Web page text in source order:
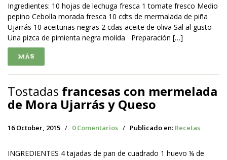
Ingredientes: 10 hojas de lechuga fresca 1 tomate fresco Medio
pepino Cebolla morada fresca 10 cdts de mermalada de piña
Ujarrás 10 aceitunas negras 2 cdas aceite de oliva Sal al gusto
Una pizca de pimienta negra molida Preparación […]
MÁS
Tostadas francesas con mermelada
de Mora Ujarrás y Queso
16 October, 2015 / 0 Comentarios / Publicado en: Recetas
INGREDIENTES 4 tajadas de pan de cuadrado 1 huevo ¼ de